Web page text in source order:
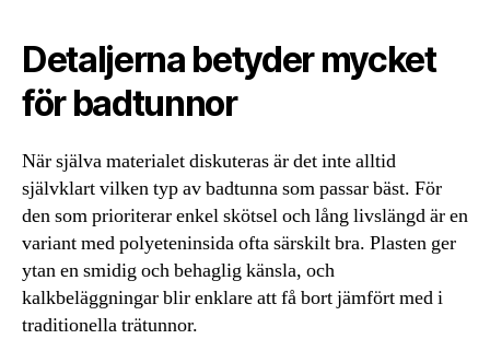
Detaljerna betyder mycket
för badtunnor
När själva materialet diskuteras är det inte alltid
självklart vilken typ av badtunna som passar bäst. För
den som prioriterar enkel skötsel och lång livslängd är en
variant med polyeteninsida ofta särskilt bra. Plasten ger
ytan en smidig och behaglig känsla, och
kalkbeläggningar blir enklare att få bort jämfört med i
traditionella trätunnor.